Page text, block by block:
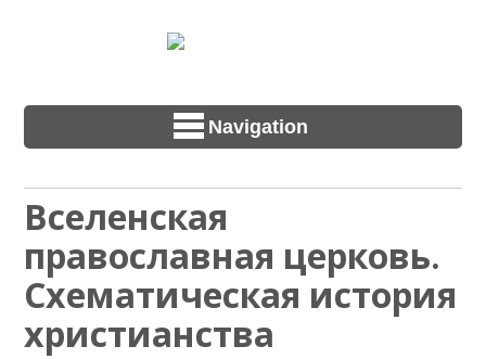
Navigation
Вселенская
православная церковь.
Схематическая история
христианства